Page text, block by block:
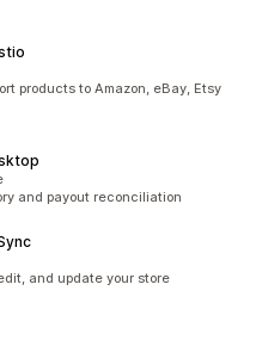
products to Amazon, eBay, Etsy
and payout reconciliation
and update your store